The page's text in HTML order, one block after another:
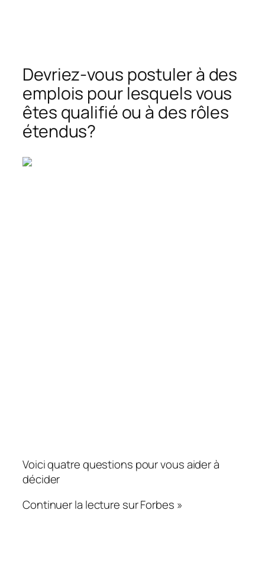
Devriez-vous postuler à des
emplois pour lesquels vous
êtes qualifié ou à des rôles
étendus?
Voici quatre questions pour vous aider à
décider
Continuer la lecture sur Forbes »